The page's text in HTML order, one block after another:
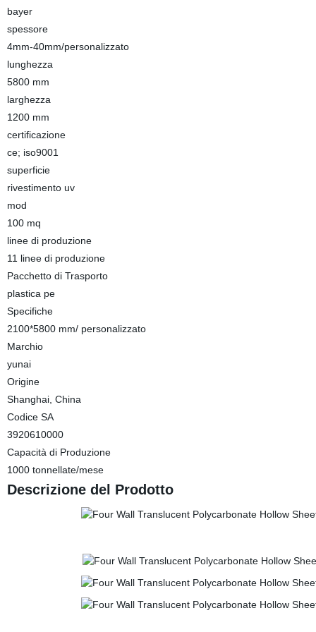
bayer
spessore
4mm-40mm/personalizzato
lunghezza
5800 mm
larghezza
1200 mm
certificazione
ce; iso9001
superficie
rivestimento uv
mod
100 mq
linee di produzione
11 linee di produzione
Pacchetto di Trasporto
plastica pe
Specifiche
2100*5800 mm/ personalizzato
Marchio
yunai
Origine
Shanghai, China
Codice SA
3920610000
Capacità di Produzione
1000 tonnellate/mese
Descrizione del Prodotto